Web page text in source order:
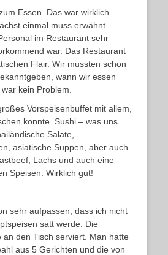
Essen. Das war wirklich
einmal muss erwähnt
im Restaurant sehr
war. Das Restaurant
Flair. Wir mussten schon
wann wir essen
kein Problem.
Vorspeisenbuffet mit allem,
konnte. Sushi – was uns
Salate,
asiatische Suppen, aber auch
Lachs und auch eine
Speisen. Wirklich gut!
sehr aufpassen, dass ich nicht
satt werde. Die
an den Tisch serviert. Man hatte
aus 5 Gerichten und die von